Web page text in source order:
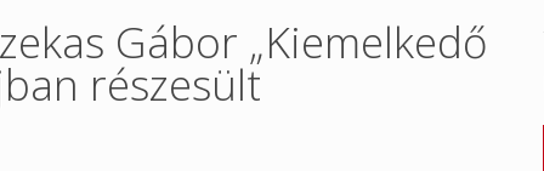
Gábor „Kiemelkedő
részesült